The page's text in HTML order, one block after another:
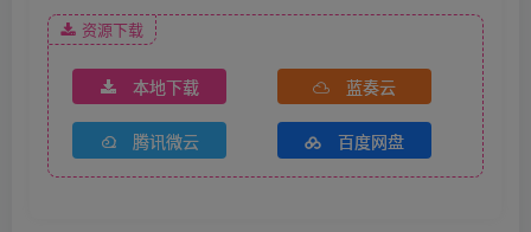
资源下载
本地下载 蓝奏云
腾讯微云 百度网盘